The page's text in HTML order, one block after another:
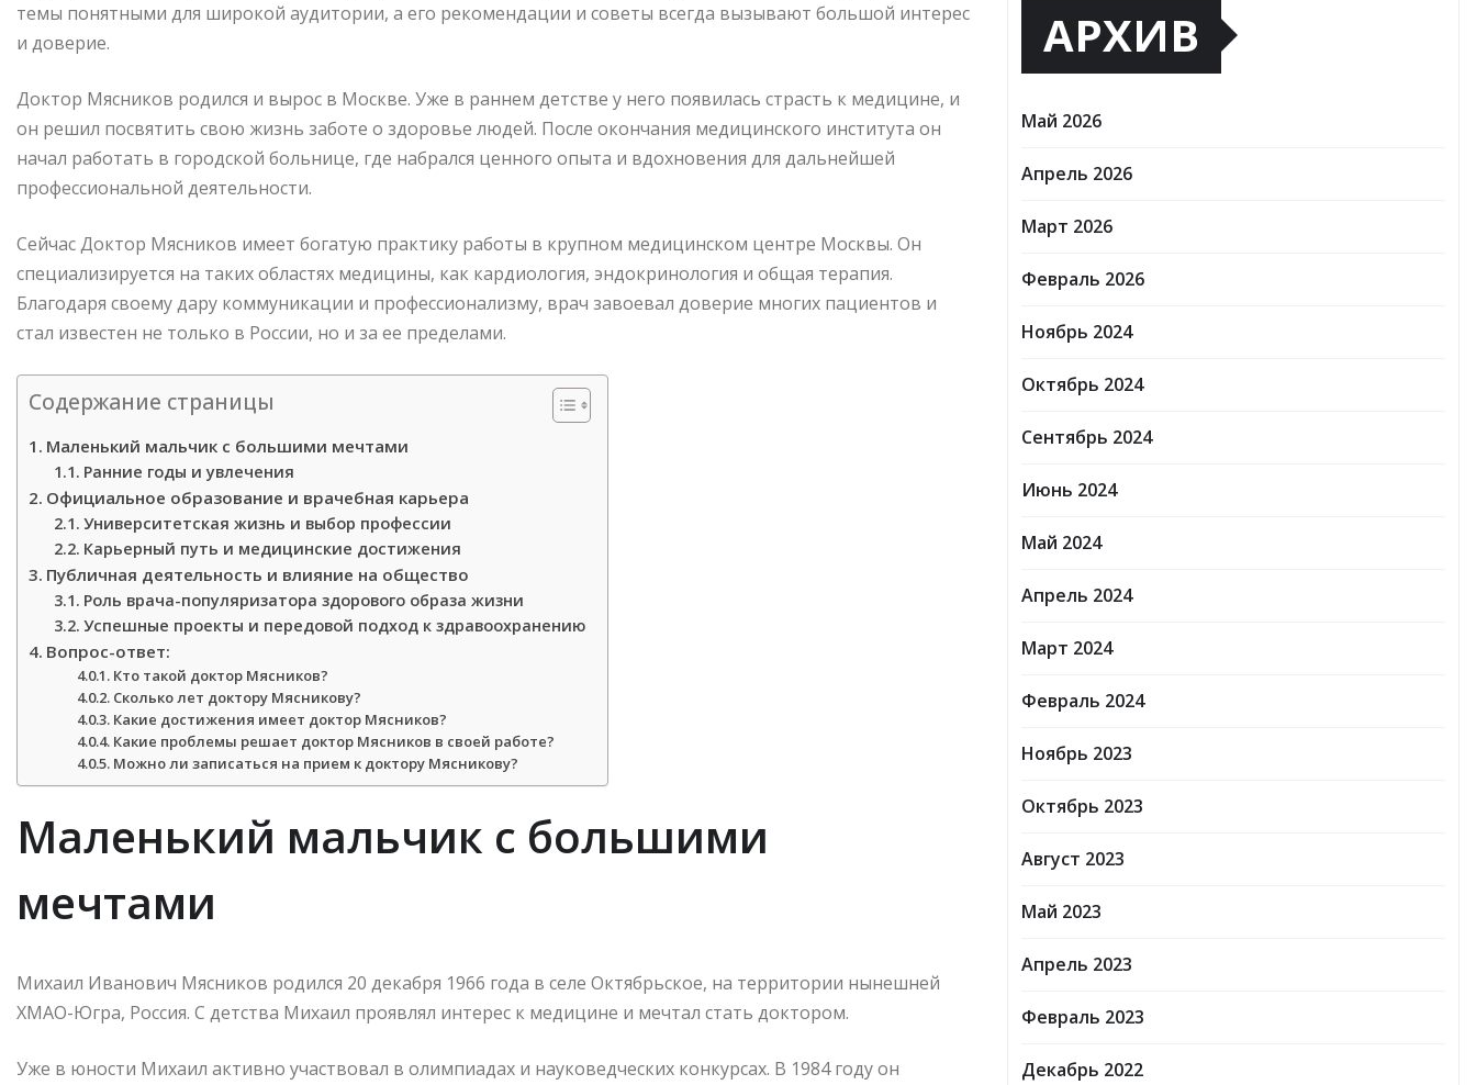
темы понятными для широкой аудитории, а его рекомендации и советы всегда вызывают большой интерес
и доверие.
Доктор Мясников родился и вырос в Москве. Уже в раннем детстве у него появилась страсть к медицине, и
он решил посвятить свою жизнь заботе о здоровье людей. После окончания медицинского института он
начал работать в городской больнице, где набрался ценного опыта и вдохновения для дальнейшей
профессиональной деятельности.
Сейчас Доктор Мясников имеет богатую практику работы в крупном медицинском центре Москвы. Он
специализируется на таких областях медицины, как кардиология, эндокринология и общая терапия.
Благодаря своему дару коммуникации и профессионализму, врач завоевал доверие многих пациентов и
стал известен не только в России, но и за ее пределами.
Содержание страницы
Маленький мальчик с большими мечтами
Ранние годы и увлечения
Официальное образование и врачебная карьера
Университетская жизнь и выбор профессии
Карьерный путь и медицинские достижения
Публичная деятельность и влияние на общество
Роль врача-популяризатора здорового образа жизни
Успешные проекты и передовой подход к здравоохранению
Вопрос-ответ:
Кто такой доктор Мясников?
Сколько лет доктору Мясникову?
Какие достижения имеет доктор Мясников?
Какие проблемы решает доктор Мясников в своей работе?
Можно ли записаться на прием к доктору Мясникову?
Маленький мальчик с большими
мечтами
Михаил Иванович Мясников родился 20 декабря 1966 года в селе Октябрьское, на территории нынешней
ХМАО-Югра, Россия. С детства Михаил проявлял интерес к медицине и мечтал стать доктором.
Уже в юности Михаил активно участвовал в олимпиадах и науковедческих конкурсах. В 1984 году он
АРХИВ
Май 2026
Апрель 2026
Март 2026
Февраль 2026
Ноябрь 2024
Октябрь 2024
Сентябрь 2024
Июнь 2024
Май 2024
Апрель 2024
Март 2024
Февраль 2024
Ноябрь 2023
Октябрь 2023
Август 2023
Май 2023
Апрель 2023
Февраль 2023
Декабрь 2022